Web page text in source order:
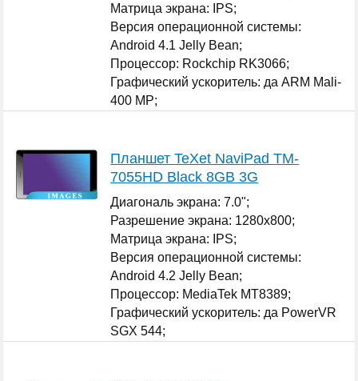
Матрица экрана: IPS;
Версия операционной системы:
Android 4.1 Jelly Bean;
Процессор: Rockchip RK3066;
Графический ускоритель: да ARM Mali-
400 MP;
Планшет TeXet NaviPad TM-
7055HD Black 8GB 3G
Диагональ экрана: 7.0";
Разрешение экрана: 1280x800;
Матрица экрана: IPS;
Версия операционной системы:
Android 4.2 Jelly Bean;
Процессор: MediaTek MT8389;
Графический ускоритель: да PowerVR
SGX 544;